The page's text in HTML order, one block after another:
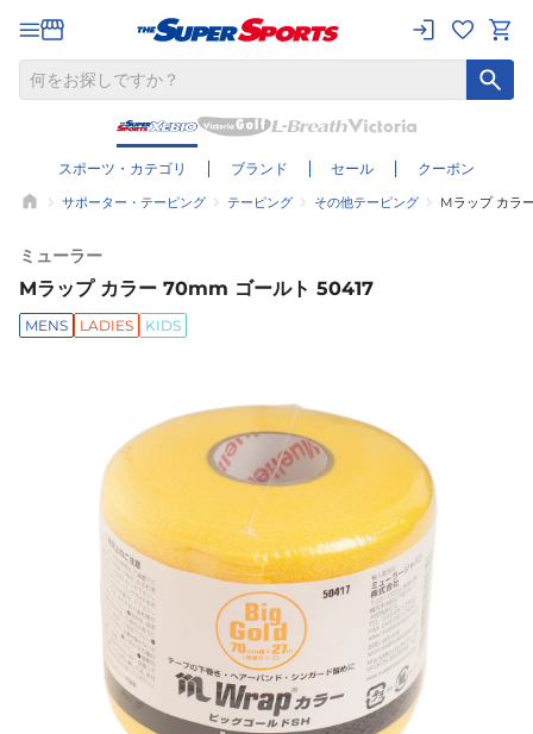
スポーツ・カテゴリ ブランド セール クーポン
サポーター・テーピング テーピング その他テーピング Mラップ カラ
ミューラー
Mラップ カラー 70mm ゴールト 50417
MENS LADIES KIDS